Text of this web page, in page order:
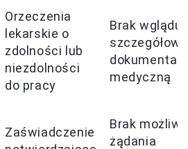
Orzeczenia
lekarskie o
zdolności lub
niezdolności
do pracy
Brak wglądu
szczegółową
medyczną
Zaświadczenie
Brak
żądania